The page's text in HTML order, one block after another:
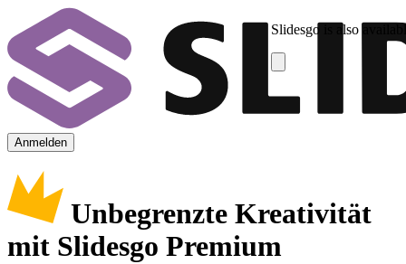
Slidesgo is also
Anmelden
Unbegrenzte Kreativität
mit Slidesgo Premium